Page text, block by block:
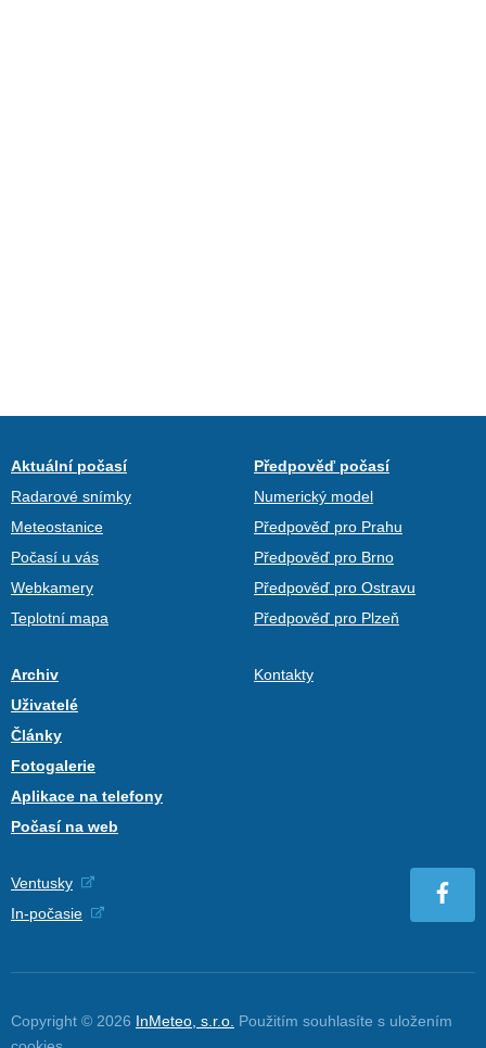
Aktuální počasí
Radarové snímky
Meteostanice
Počasí u vás
Webkamery
Teplotní mapa
Předpověď počasí
Numerický model
Předpověď pro Prahu
Předpověď pro Brno
Předpověď pro Ostravu
Předpověď pro Plzeň
Archiv
Uživatelé
Články
Fotogalerie
Aplikace na telefony
Počasí na web
Kontakty
Ventusky
In-počasie
Copyright © 2026 InMeteo, s.r.o. Použitím souhlasíte s uložením